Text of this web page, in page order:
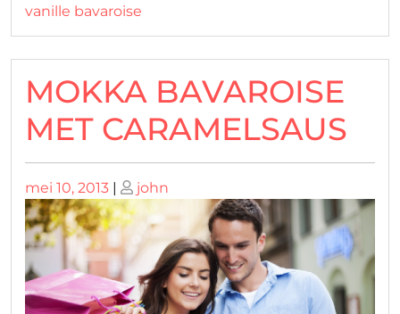
vanille bavaroise
MOKKA BAVAROISE
MET CARAMELSAUS
Geplaatst
op
mei 10, 2013 | Geplaatst
op
john